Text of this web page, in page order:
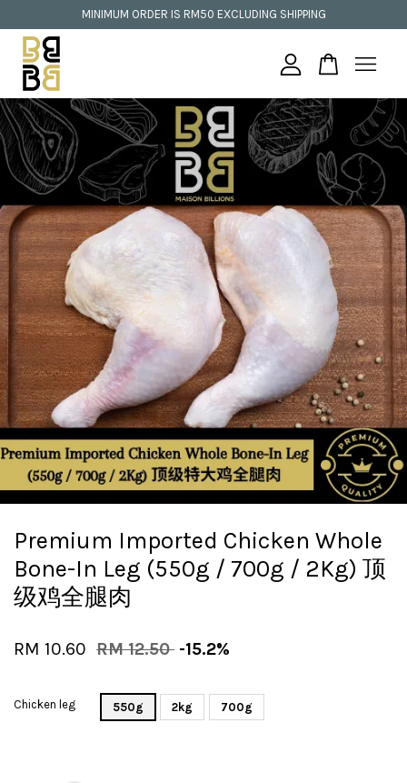
MINIMUM ORDER IS RM50 EXCLUDING SHIPPING
Premium Imported Chicken Whole
Bone-In Leg (550g / 700g / 2Kg) 顶
级鸡全腿肉
RM 10.60 RM 12.50 -15.2%
Chicken leg 550g 2kg 700g
Your cart is currently empty.
CONTINUE SHOPPING